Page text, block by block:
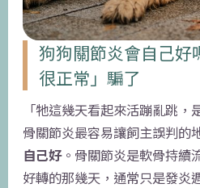
狗狗關節炎會自己好
很正常」騙了
「牠這幾天看起來活蹦亂跳
骨關節炎最容易讓飼主誤判的
自己好。骨關節炎是軟骨持續
好轉的那幾天，通常只是發炎